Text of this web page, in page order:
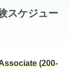
スケジュー
(200-